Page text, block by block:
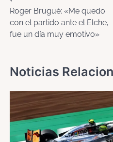
de
entradas
Roger Brugué: «Me quedo
con el partido ante el Elche,
fue un día muy emotivo»
Noticias